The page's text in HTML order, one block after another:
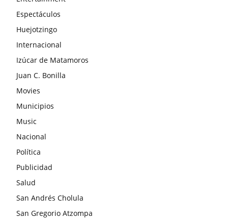
Espectáculos
Huejotzingo
Internacional
Izúcar de Matamoros
Juan C. Bonilla
Movies
Municipios
Music
Nacional
Política
Publicidad
Salud
San Andrés Cholula
San Gregorio Atzompa